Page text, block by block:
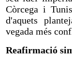
Còrcega i
d'aquets
vegada més
Reafirmació